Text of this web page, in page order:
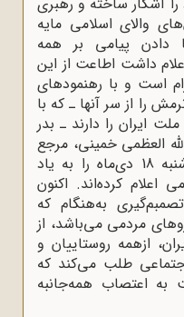
والای اسلامی مایه
دادن پیامی بر همه
داشت اطاعت از این
است و با رهنمودهای
را از سر آنها ـ که با
ایران را دارند ـ بدر
العظمی خمینی، مرجع
عالیقدر شیعیان جهان، روز دوشنبه 18 دی‌ماه را به یاد
کرده‌اند. اکنون
به‌هنگام که
مردمی می‌باشد، از
ازهمه روستاییان و
طلب می‌کند که
به اعتصاب همه‌جانبه